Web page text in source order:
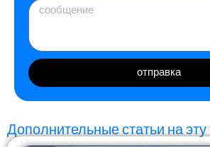
отправка
Дополнительные статьи на